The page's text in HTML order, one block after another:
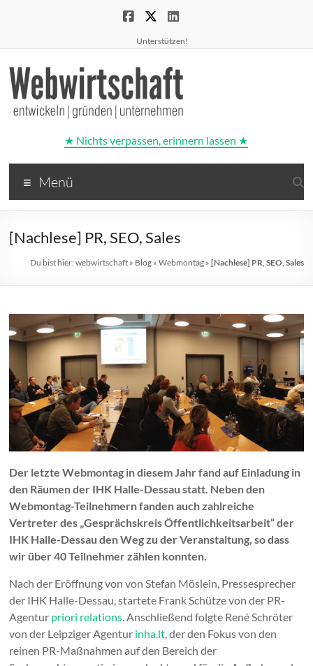
Unterstützen!
Webwirtschaft
|
unternehmen
★ Nichts verpassen, erinnern lassen ★
Menü
[Nachlese] PR, SEO, Sales
Du bist hier: webwirtschaft» Blog» Webmontag» [Nachlese] PR, SEO, Sales
Der letzte Webmontag in diesem Jahr fand auf Einladung in
den Räumen der IHK Halle-Dessau statt. Neben den
Webmontag-Teilnehmern fanden auch zahlreiche
Vertreter des „Gesprächskreis Öffentlichkeitsarbeit“ der
IHK Halle-Dessau den Weg zu der Veranstaltung, so dass
wir über 40 Teilnehmer zählen konnten.
Nach der Eröffnung von von Stefan Möslein, Pressesprecher
der IHK Halle-Dessau, startete Frank Schütze von der PR-
Agentur priori relations. Anschließend folgte René Schröter
von der Leipziger Agentur inha.lt, der den Fokus von den
reinen PR-Maßnahmen auf den Bereich der